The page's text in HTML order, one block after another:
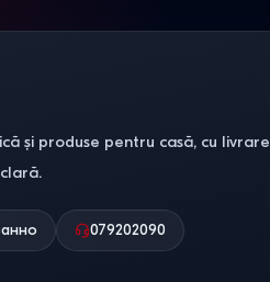
și produse pentru casă, cu livrare
079202090